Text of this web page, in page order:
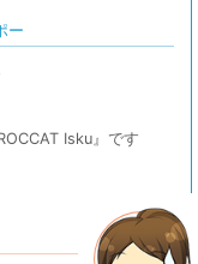
ー
Isku』です